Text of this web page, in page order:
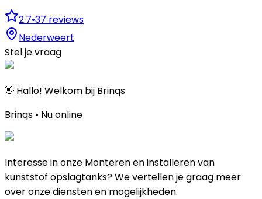
2.7•37 reviews
Nederweert
Stel je vraag
👋 Hallo! Welkom bij Brinqs
Brinqs • Nu online
Interesse in onze Monteren en installeren van
kunststof opslagtanks? We vertellen je graag meer
over onze diensten en mogelijkheden.